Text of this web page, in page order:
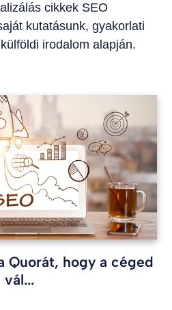
cikkek SEO
kutatásunk, gyakorlati
irodalom alapján.
Quorát, hogy a céged